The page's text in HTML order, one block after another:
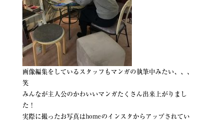
画像編集をしているスタッフもマンガの執筆中みたい、、、
笑
みんなが主人公のかわいいマンガたくさん出来上がりまし
た！
実際に撮ったお写真はhomeのインスタからアップされてい